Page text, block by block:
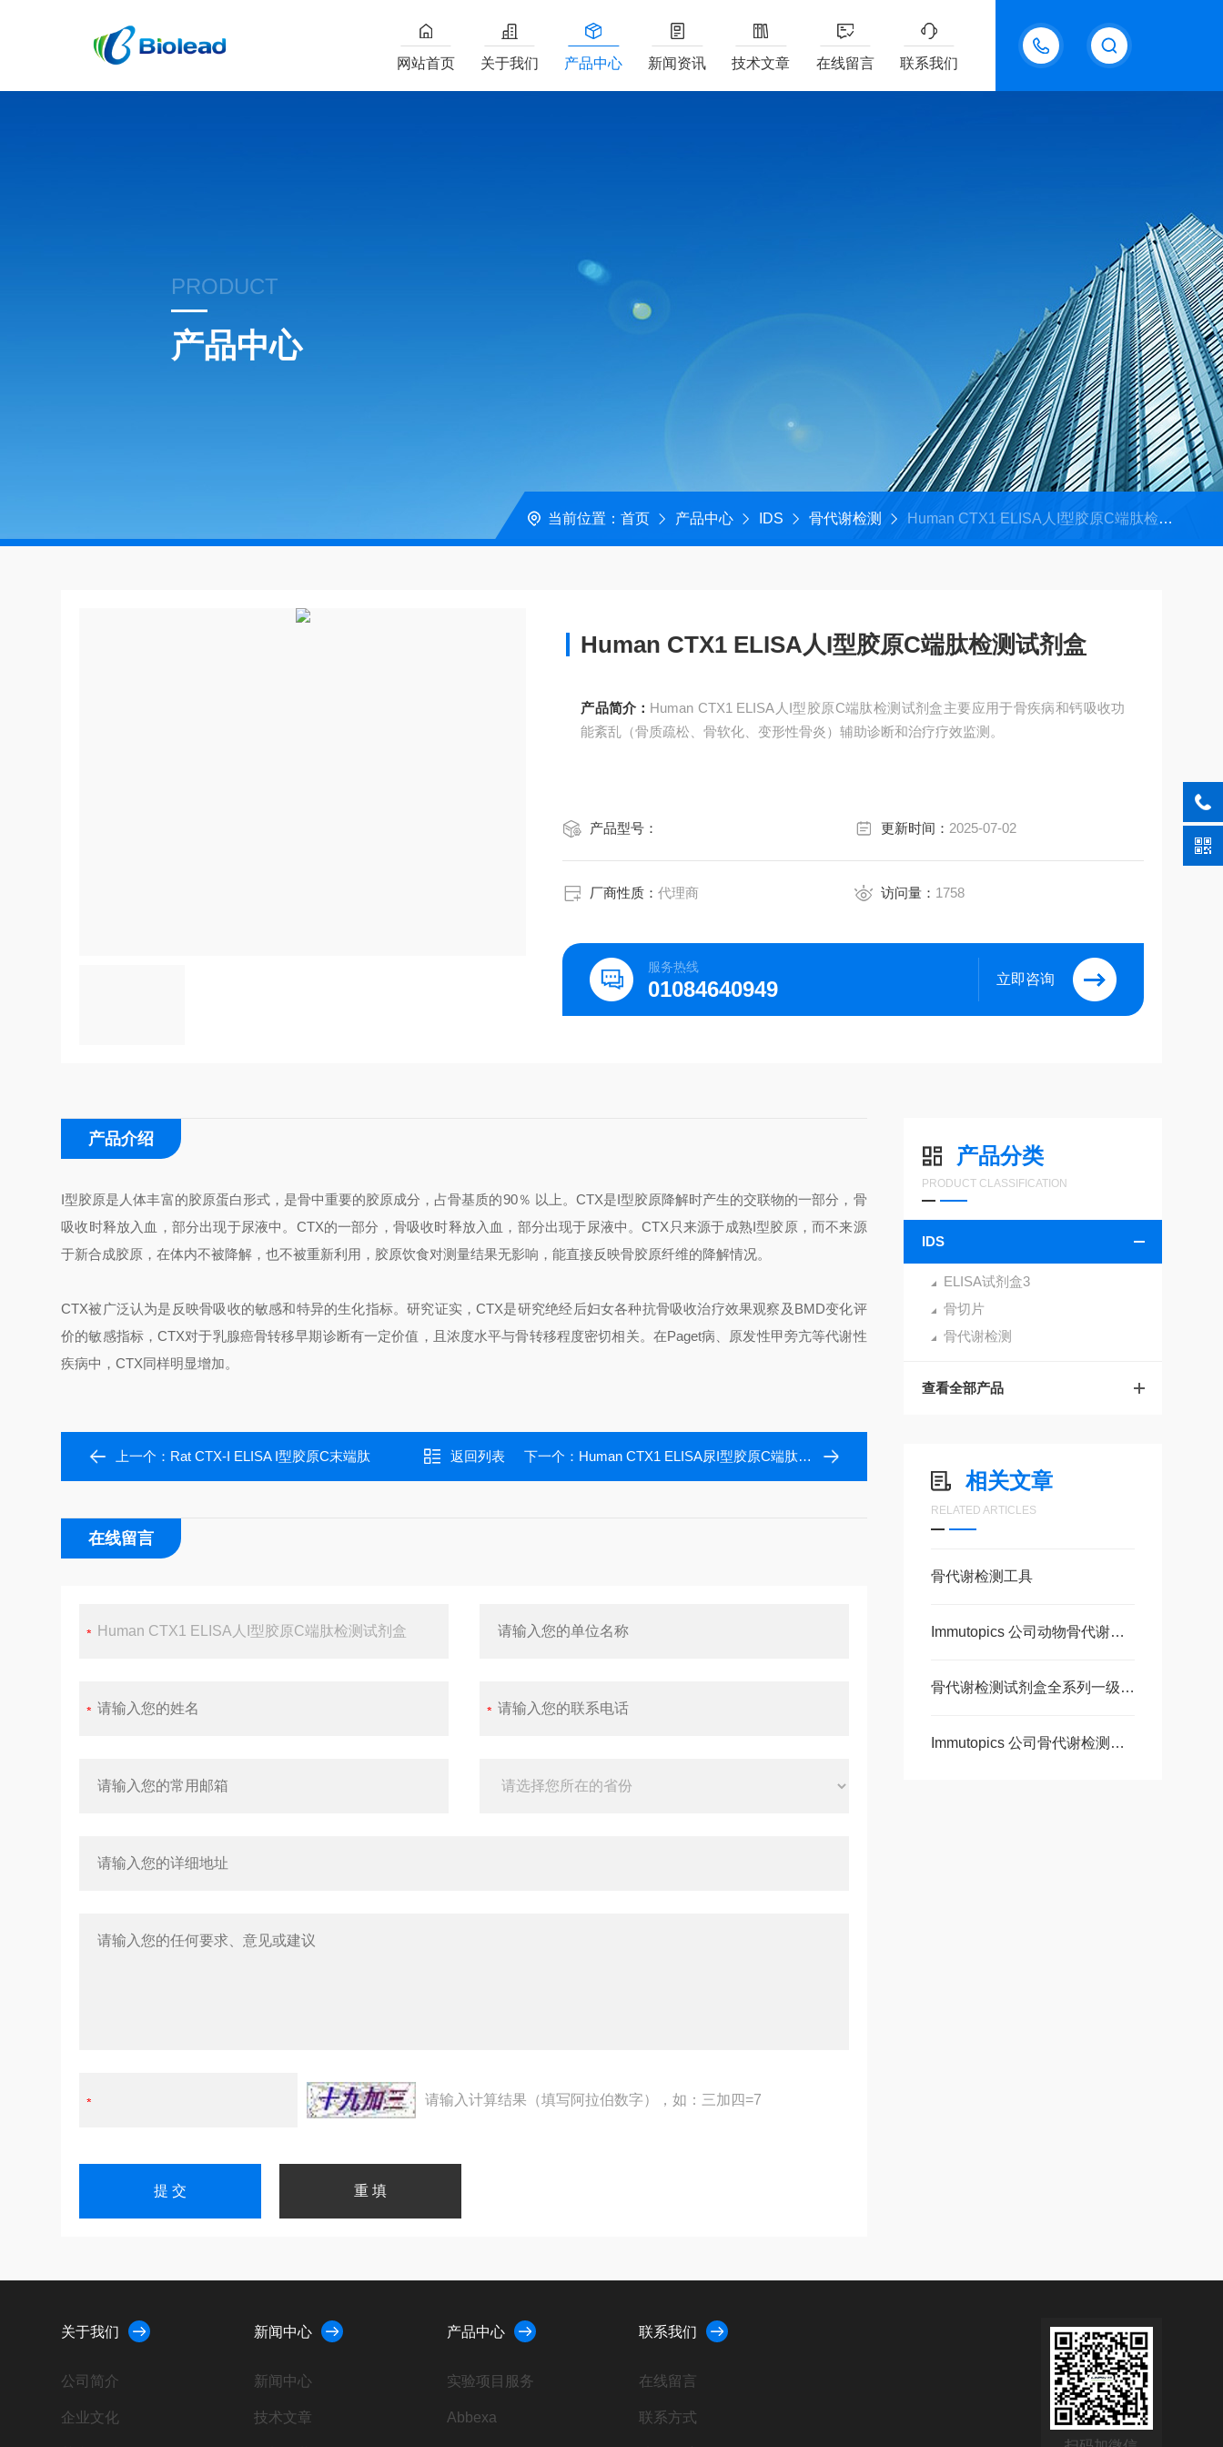
18611095289
网站首页 关于我们 产品中心 新闻资讯 技术文章 在线留言 联系我们
PRODUCT
产品中心
当前位置： 首页 产品中心 IDS 骨代谢检测 Human CTX1 ELISA人I型胶原C端肽检测试剂盒
Human CTX1 ELISA人I型胶原C端肽检测试剂盒
产品简介： Human CTX1 ELISA人I型胶原C端肽检测试剂盒主要应用于骨疾病和钙吸收功
能紊乱（骨质疏松、骨软化、变形性骨炎）辅助诊断和治疗疗效监测。
产品型号： 更新时间： 2025-07-02
厂商性质：代理商 访问量： 1758
服务热线
01084640949 立即咨询
产品分类
PRODUCT CLASSIFICATION
IDS
ELISA试剂盒3
骨切片
骨代谢检测
查看全部产品
相关文章
RELATED ARTICLES
骨代谢检测工具
Immutopics 公司动物骨代谢检测试剂盒一级代理
骨代谢检测试剂盒全系列一级代理
Immutopics 公司骨代谢检测试剂盒
产品介绍
I型胶原是人体丰富的胶原蛋白形式，是骨中重要的胶原成分，占骨基质的90％ 以上。CTX是I型胶原降解时产生的交联物的一部分，骨
吸收时释放入血，部分出现于尿液中。CTX的一部分，骨吸收时释放入血，部分出现于尿液中。CTX只来源于成熟I型胶原，而不来源
于新合成胶原，在体内不被降解，也不被重新利用，胶原饮食对测量结果无影响，能直接反映骨胶原纤维的降解情况。
CTX被广泛认为是反映骨吸收的敏感和特异的生化指标。研究证实，CTX是研究绝经后妇女各种抗骨吸收治疗效果观察及BMD变化评
价的敏感指标，CTX对于乳腺癌骨转移早期诊断有一定价值，且浓度水平与骨转移程度密切相关。在Paget病、原发性甲旁亢等代谢性
疾病中，CTX同样明显增加。
上一个： Rat CTX-I ELISA I型胶原C末端肽 返回列表 下一个： Human CTX1 ELISA尿I型胶原C端肽检测试剂盒
在线留言
请输入计算结果（填写阿拉伯数字），如：三加四=7
关于我们
公司简介
企业文化
新闻中心
新闻中心
技术文章
产品中心
实验项目服务
Abbexa
联系我们
在线留言
联系方式